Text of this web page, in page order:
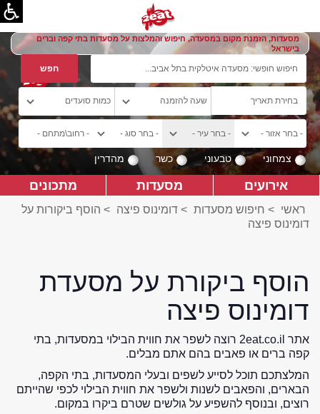
מסעדות, הזמנת מקום במסעדה, חיפוש והמלצות על מסעדות בתי קפה וברים
בישראל
צמחוני טבעוני כשר מהדרין
אירועים מסעדות מתכונים
ראשי > חיפוש מסעדות > דומינוס פיצה > הוסף ביקורות על
דומינוס פיצה
הוסף ביקורת על מסעדת
דומינוס פיצה
אתר 2eat.co.il רוצה לשפר את חווית הבילוי במסעדות, בתי
קפה ברים או פאבים בהם אתם מבלים.
המלצתכם תוכל לסייע לשפים ובעלי המסעדות, בתי הקפה,
הבארים, והפאבים לשנות ולשפר את חווית הבילוי לכפי שהייתם
רוצים, ובנוסף להשפיע על גולשים שטרם ביקרו במקום.